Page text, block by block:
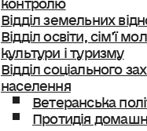
Відділ земельних
Відділ освіти, сімʼї
культури і туризму
Відділ соціального
населення
Ветеранська
Протидія